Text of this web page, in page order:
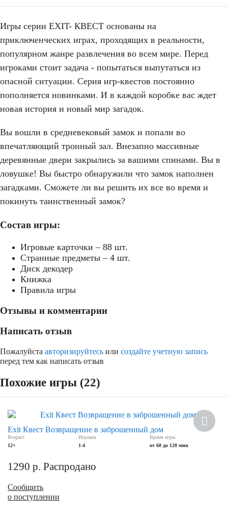
Игры серии EXIT- КВЕСТ основаны на
приключенческих играх, проходящих в реальности,
популярном жанре развлечения во всем мире. Перед
игроками стоит задача - попытаться выпутаться из
опасной ситуации. Серия игр-квестов постоянно
пополняется новинками. И в каждой коробке вас ждет
новая история и новый мир загадок.
Вы вошли в средневековый замок и попали во
впечатляющий тронный зал. Внезапно массивные
деревянные двери закрылись за вашими спинами. Вы в
ловушке! Вы быстро обнаружили что замок наполнен
загадками. Сможете ли вы решить их все во время и
покинуть таинственный замок?
Состав игры:
Игровые карточки – 88 шт.
Странные предметы – 4 шт.
Диск декодер
Книжка
Правила игры
Отзывы и комментарии
Написать отзыв
Пожалуйста авторизируйтесь или создайте учетную запись
перед тем как написать отзыв
Похожие игры (22)
Exit Квест Возвращение в заброшенный дом
Возраст
12+
Игроков
1-4
Время игры
от 60 до 120 мин
1290 р. Распродано
Сообщить
о поступлении